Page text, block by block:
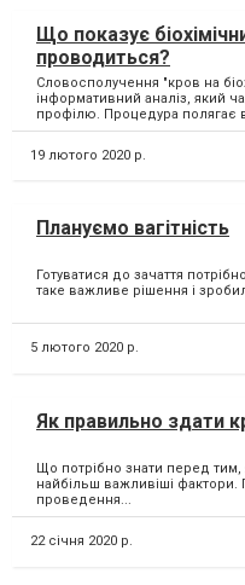
Що показує
проводиться?
Словосполучення "кров на
інформативний аналіз, який
профілю. Процедура полягає
19 лютого 2020 р.
Плануємо вагітність
Готуватися до зачаття
таке важливе рішення і
5 лютого 2020 р.
Як правильно здати
Що потрібно знати перед тим,
найбільш важливіші фактори.
проведення...
22 січня 2020 р.